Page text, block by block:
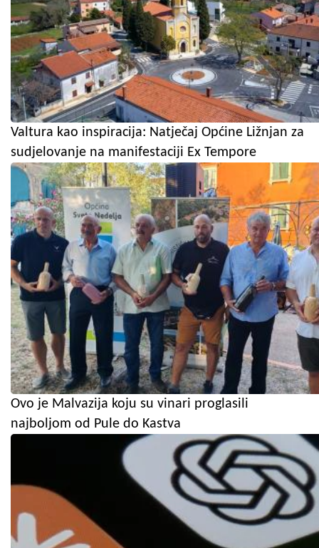
Valtura kao inspiracija: Natječaj Općine Ližnjan za
sudjelovanje na manifestaciji Ex Tempore
Ovo je Malvazija koju su vinari proglasili
najboljom od Pule do Kastva